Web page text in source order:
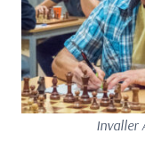
Invaller